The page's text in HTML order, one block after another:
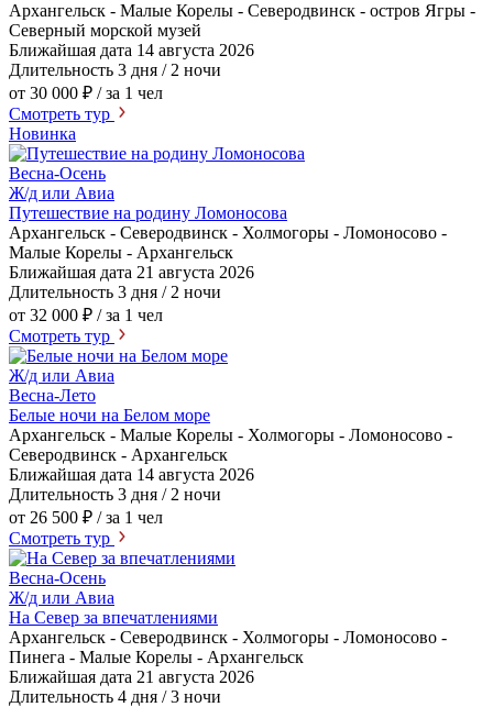
Архангельск - Малые Корелы - Северодвинск - остров Ягры -
Северный морской музей
Ближайшая дата 14 августа 2026
Длительность 3 дня / 2 ночи
от 30 000 ₽ / за 1 чел
Смотреть тур
Новинка
Весна-Осень
Ж/д или Авиа
Путешествие на родину Ломоносова
Архангельск - Северодвинск - Холмогоры - Ломоносово -
Малые Корелы - Архангельск
Ближайшая дата 21 августа 2026
Длительность 3 дня / 2 ночи
от 32 000 ₽ / за 1 чел
Смотреть тур
Ж/д или Авиа
Весна-Лето
Белые ночи на Белом море
Архангельск - Малые Корелы - Холмогоры - Ломоносово -
Северодвинск - Архангельск
Ближайшая дата 14 августа 2026
Длительность 3 дня / 2 ночи
от 26 500 ₽ / за 1 чел
Смотреть тур
Весна-Осень
Ж/д или Авиа
На Север за впечатлениями
Архангельск - Северодвинск - Холмогоры - Ломоносово -
Пинега - Малые Корелы - Архангельск
Ближайшая дата 21 августа 2026
Длительность 4 дня / 3 ночи